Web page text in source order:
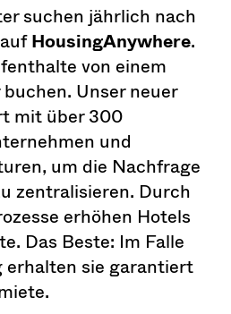
suchen jährlich nach
HousingAnywhere.
von einem
Unser neuer
mit über 300
und
um die Nachfrage
zentralisieren. Durch
erhöhen Hotels
Das Beste: Im Falle
erhalten sie garantiert